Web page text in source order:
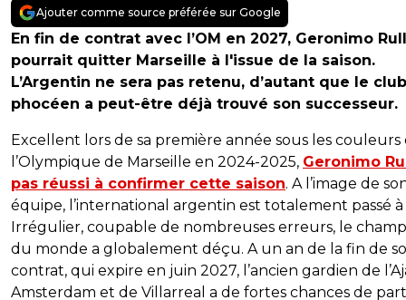
Ajouter comme source préférée sur Google
En fin de contrat avec l’OM en 2027, Geronimo
pourrait quitter Marseille à l'issue de la saison.
L’Argentin ne sera pas retenu, d’autant que le club
phocéen a peut-être déjà trouvé son successeur.
Excellent lors de sa première année sous les couleurs
l’Olympique de Marseille en 2024-2025, Geronimo
pas réussi à confirmer cette saison. A l’image de
équipe, l’international argentin est totalement passé à
Irrégulier, coupable de nombreuses erreurs, le
du monde a globalement déçu. A un an de la fin de
contrat, qui expire en juin 2027, l’ancien gardien de
Amsterdam et de Villarreal a de fortes chances de